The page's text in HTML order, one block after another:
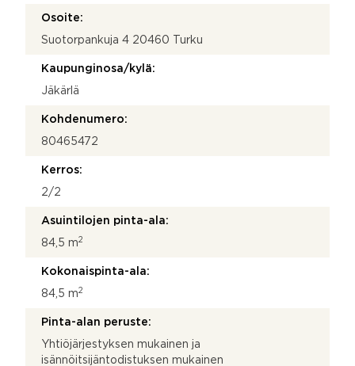
_
r
i
i
Osoite:
Suotorpankuja 4 20460 Turku
Kaupunginosa/kylä:
Jäkärlä
Kohdenumero:
80465472
Kerros:
2/2
Asuintilojen pinta-ala:
84,5 m2
Kokonaispinta-ala:
84,5 m2
Pinta-alan peruste:
Yhtiöjärjestyksen mukainen ja
isännöitsijäntodistuksen mukainen